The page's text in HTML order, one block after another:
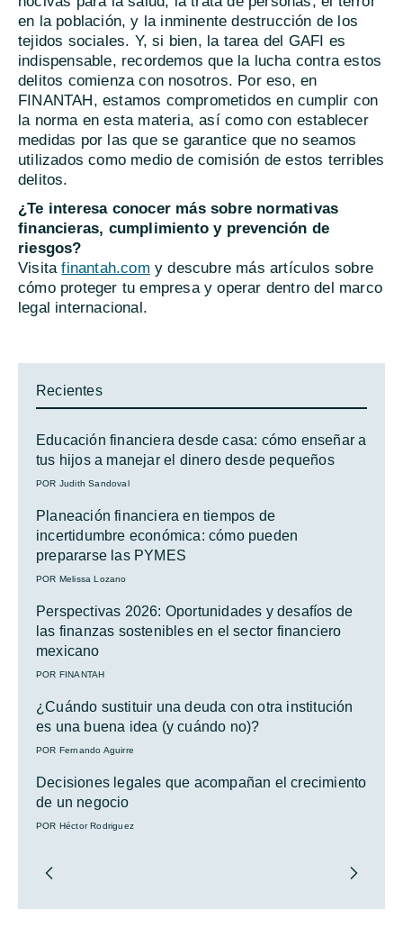
en la población, y la inminente destrucción de los
tejidos sociales. Y, si bien, la tarea del GAFI es
indispensable, recordemos que la lucha contra estos
delitos comienza con nosotros. Por eso, en
FINANTAH, estamos comprometidos en cumplir con
la norma en esta materia, así como con establecer
medidas por las que se garantice que no seamos
utilizados como medio de comisión de estos terribles
delitos.
¿Te interesa conocer más sobre normativas
financieras, cumplimiento y prevención de
riesgos?
Visitafinantah.com y descubre más artículos sobre
cómo proteger tu empresa y operar dentro del marco
legal internacional.
Recientes
Educación financiera desde casa: cómo enseñar a
tus hijos a manejar el dinero desde pequeños
POR Judith Sandoval
Planeación financiera en tiempos de
incertidumbre económica: cómo pueden
prepararse las PYMES
POR Melissa Lozano
Perspectivas 2026: Oportunidades y desafíos de
las finanzas sostenibles en el sector financiero
mexicano
POR FINANTAH
¿Cuándo sustituir una deuda con otra institución
es una buena idea (y cuándo no)?
POR Fernando Aguirre
Decisiones legales que acompañan el crecimiento
de un negocio
POR Héctor Rodriguez